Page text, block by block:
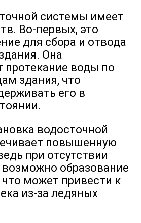
системы имеет
Во-первых, это
для сбора и отвода
Она
протекание воды по
здания, что
его в
водосточной
повышенную
при отсутствии
образование
может привести к
из-за ледяных